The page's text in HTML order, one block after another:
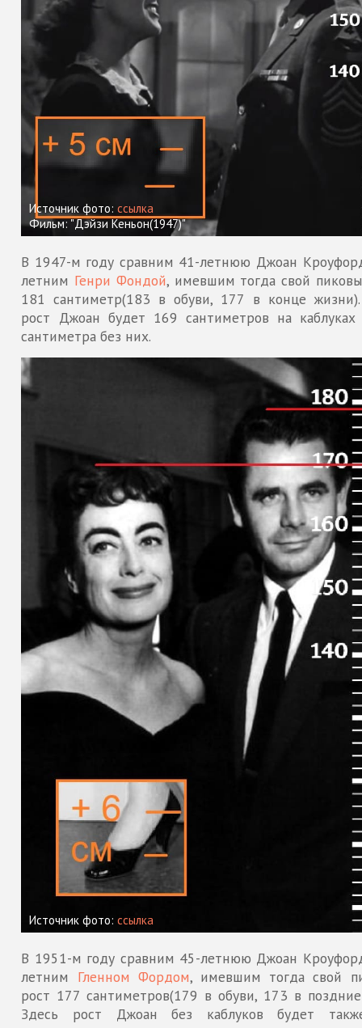
Источник фото:ссылка
Фильм: "Дэйзи Кеньон(1947)"
В 1947-м году сравним 41-летнюю Джоан
летним Генри Фондой, имевшим тогда свой
181 сантиметр(183 в обуви, 177 в конце
рост Джоан будет 169 сантиметров на
сантиметра без них.
Источник фото:ссылка
В 1951-м году сравним 45-летнюю Джоан
летним Гленном Фордом, имевшим тогда свой
рост 177 сантиметров(179 в обуви, 173 в
Здесь рост Джоан без каблуков будет